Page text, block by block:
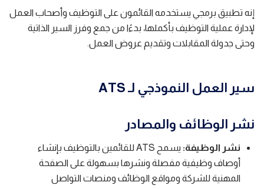
إنه تطبيق برمجي يستخدمه القائمون على التوظيف وأصحاب العمل
لإدارة عملية التوظيف بأكملها، بدءًا من جمع وفرز السير الذاتية
وحتى جدولة المقابلات وتقديم عروض العمل.
سير العمل النموذجي لـ ATS
نشر الوظائف والمصادر
نشر الوظيفة:
يسمح ATS للقائمين بالتوظيف بإنشاء
أوصاف وظيفية مفصلة ونشرها بسهولة على الصفحة
المهنية للشركة ومواقع الوظائف ومنصات التواصل